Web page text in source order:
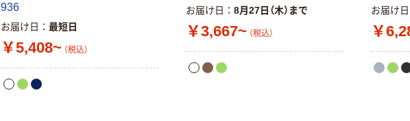
936
お届け日 最短日
￥5,408~ （税込）
お届け日 8月27日（木）まで
￥3,667~ （税込）
お届け日
￥